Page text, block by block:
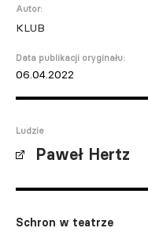
Autor:
KLUB
Data publikacji oryginału:
06.04.2022
Ludzie
Paweł Hertz
Schron w teatrze